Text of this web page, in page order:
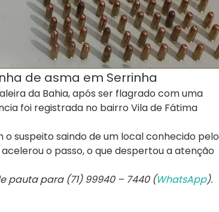
de asma em Serrinha
da Bahia, após ser flagrado com uma
foi registrada no bairro Vila de Fátima
suspeito saindo de um local conhecido pelo
o passo, o que despertou a atenção
pauta para (71) 99940 – 7440 (WhatsApp).